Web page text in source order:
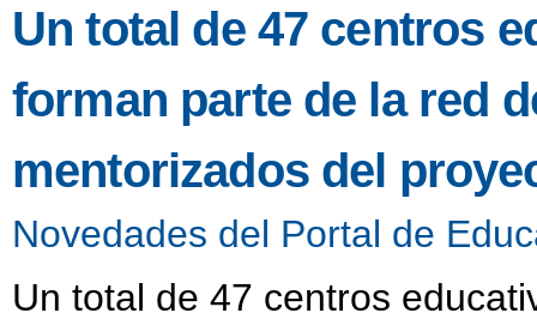
Un total de 47 centros
forman parte de la red
mentorizados del
Novedades del Portal de
Un total de 47 centros